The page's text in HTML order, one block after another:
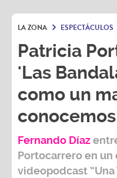
LA ZONA ESPECTÁCULOS
Patricia
'Las
como un
Fernando Díaz
Portocarreroen un
videopodcast